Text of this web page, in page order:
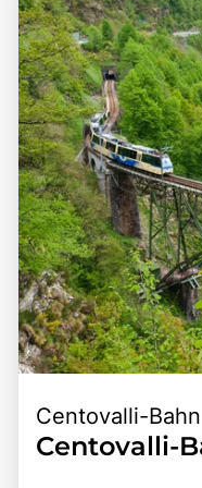
Umgebung zu
spektakulären
Freizeitmöglichkeiten
unvergesslichen
Kombination aus der
beeindruckenden
Sehenswürdigkeiten
bereichernden
Vielfalt der
Centovalli-Bahn
Centovalli-